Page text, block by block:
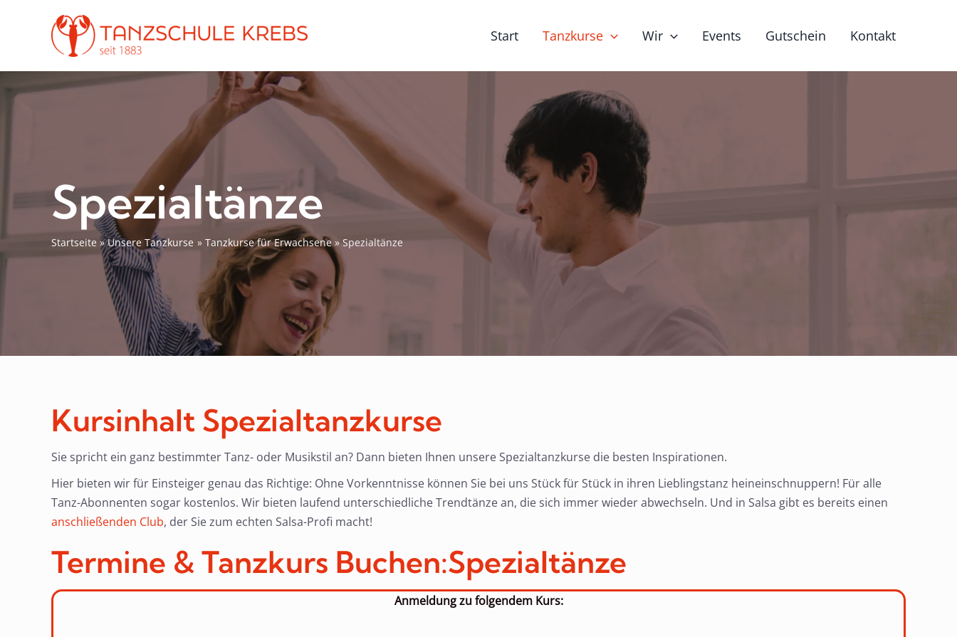
Start Tanzkurse Wir Events Gutschein Kontakt
Spezialtänze
Startseite Unsere Tanzkurse Tanzkurse für Erwachsene Spezialtänze
Kursinhalt Spezialtanzkurse
Sie spricht ein ganz bestimmter Tanz- oder Musikstil an? Dann bieten Ihnen unsere Spezialtanzkurse die besten Inspirationen.
Hier bieten wir für Einsteiger genau das Richtige: Ohne Vorkenntnisse können Sie bei uns Stück für Stück in ihren Lieblingstanz heineinschnuppern! Für alle
Tanz-Abonnenten sogar kostenlos. Wir bieten laufend unterschiedliche Trendtänze an, die sich immer wieder abwechseln. Und in Salsa gibt es bereits einen
anschließenden Club, der Sie zum echten Salsa-Profi macht!
Termine & Tanzkurs Buchen:Spezialtänze
Anmeldung zu folgendem Kurs: